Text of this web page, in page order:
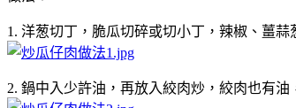
1. 洋葱切丁，脆瓜切碎或切小丁，辣椒、薑
2. 鍋中入少許油，再放入絞肉炒，絞肉也有油